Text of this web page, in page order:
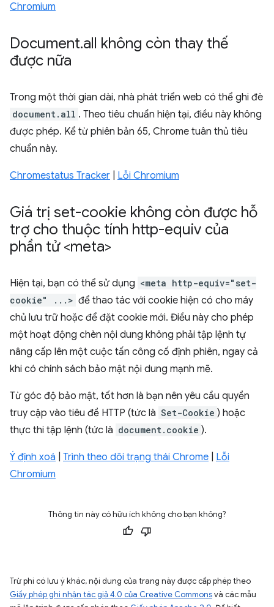
Chromium
Document.all không còn thay thế
được nữa
Trong một thời gian dài, nhà phát triển web có thể ghi đè
document.all . Theo tiêu chuẩn hiện tại, điều này không
được phép. Kể từ phiên bản 65, Chrome tuân thủ tiêu
chuẩn này.
Chromestatus Tracker Lỗi Chromium
Giá trị set-cookie không còn được hỗ
trợ cho thuộc tính http-equiv của
phần tử <meta>
Hiện tại, bạn có thể sử dụng <meta http-equiv="set-
cookie" ...> để thao tác với cookie hiện có cho máy
chủ lưu trữ hoặc để đặt cookie mới. Điều này cho phép
một hoạt động chèn nội dung không phải tập lệnh tự
nâng cấp lên một cuộc tấn công cố định phiên, ngay cả
khi có chính sách bảo mật nội dung mạnh mẽ.
Từ góc độ bảo mật, tốt hơn là bạn nên yêu cầu quyền
truy cập vào tiêu đề HTTP (tức là Set-Cookie ) hoặc
thực thi tập lệnh (tức là document.cookie ).
Ý định xoá Trình theo dõi trạng thái Chrome
Lỗi
Chromium
Thông tin này có hữu ích không cho bạn không?
Trừ phi có lưu ý khác, nội dung của trang này được cấp phép theo
Giấy phép ghi nhận tác giả 4.0 của Creative Commonsvà các mẫu